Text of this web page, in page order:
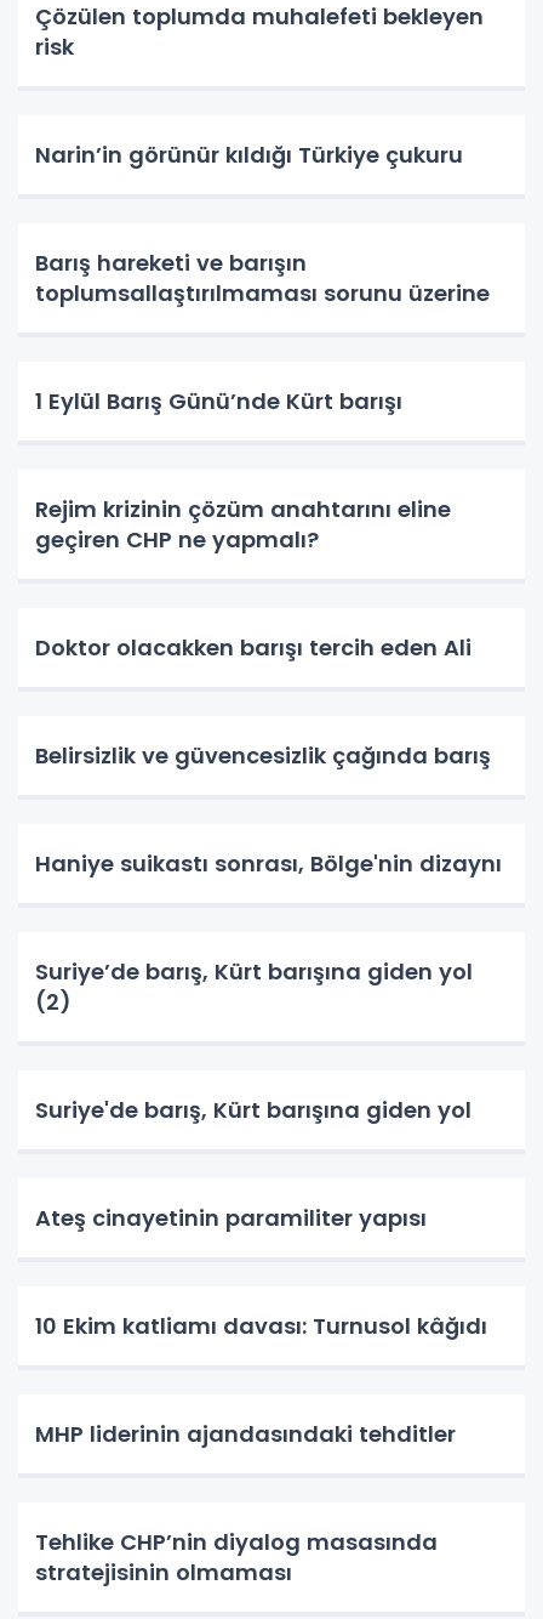
Çözülen toplumda muhalefeti bekleyen
risk
Narin’in görünür kıldığı Türkiye çukuru
Barış hareketi ve barışın
toplumsallaştırılmaması sorunu üzerine
1 Eylül Barış Günü’nde Kürt barışı
Rejim krizinin çözüm anahtarını eline
geçiren CHP ne yapmalı?
Doktor olacakken barışı tercih eden Ali
Belirsizlik ve güvencesizlik çağında barış
Haniye suikastı sonrası, Bölge'nin dizaynı
Suriye’de barış, Kürt barışına giden yol
(2)
Suriye'de barış, Kürt barışına giden yol
Ateş cinayetinin paramiliter yapısı
10 Ekim katliamı davası: Turnusol kâğıdı
MHP liderinin ajandasındaki tehditler
Tehlike CHP’nin diyalog masasında
stratejisinin olmaması